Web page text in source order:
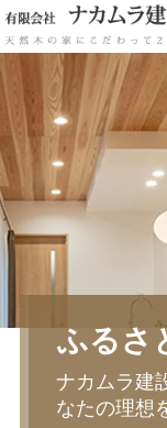
ふるさ
ナカムラ建
なたの理想